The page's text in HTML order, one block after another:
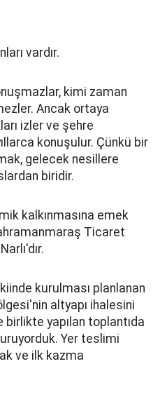
vardır.
kimi zaman
Ancak ortaya
izler ve şehre
konuşulur. Çünkü bir
gelecek nesillere
biridir.
kalkınmasına emek
Ticaret
kurulması planlanan
altyapı ihalesini
yapılan toplantıda
Yer teslimi
ve ilk kazma